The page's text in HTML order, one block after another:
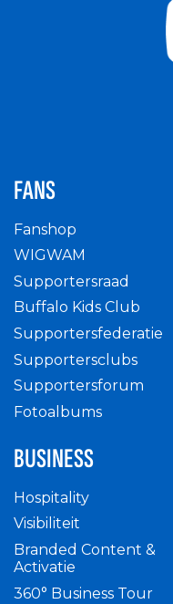
FANS
Fanshop
WIGWAM
Supportersraad
Buffalo Kids Club
Supportersfederatie
Supportersclubs
Supportersforum
Fotoalbums
BUSINESS
Hospitality
Visibiliteit
Branded Content &
Activatie
360° Business Tour